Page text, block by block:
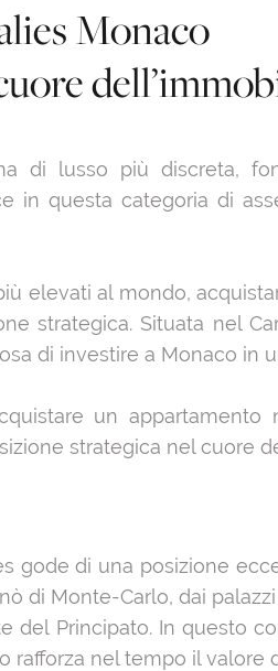
Monaco
di lusso più discreta,
in questa categoria di
elevati al mondo,
strategica. Situata nel
di investire a Monaco in
un appartamento
strategica nel cuore
di una posizione
di Monte-Carlo, dai
Principato. In questo
rafforza nel tempo il valore